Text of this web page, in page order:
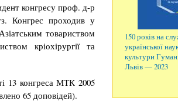
конгресу проф. д-р
Конгрес проходив у
товариством
кріохірургії та
13 конгреса МТК 2005
65 доповідей).
150 років на
української
культури
Львів — 2023